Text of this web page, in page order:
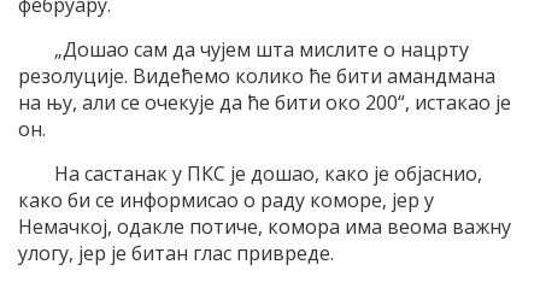
„Дошао сам да чујем шта мислите о нацрту
резолуције. Видећемо колико ће бити амандмана
на њу, али се очекује да ће бити око 200“, истакао је
он.
На састанак у ПКС је дошао, како је објаснио,
како би се информисао о раду коморе, јер у
Немачкој, одакле потиче, комора има веома важну
улогу, јер је битан глас привреде.